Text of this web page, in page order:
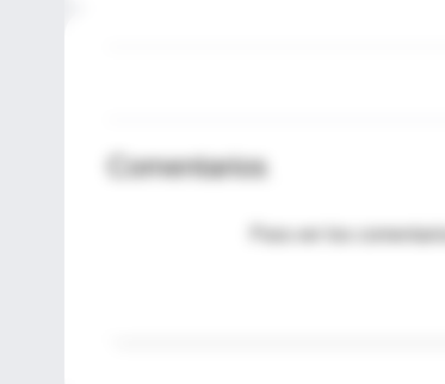
Comentarios
Para ver los